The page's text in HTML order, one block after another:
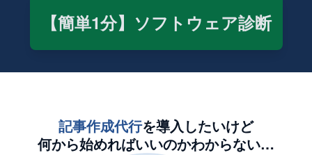
【簡単1分】ソフトウェア診断
記事作成代行を導入したいけど
何から始めればいいのかわからない…